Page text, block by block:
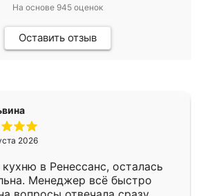
На основе 945оценок
Оставить отзыв
2026
в Ренессанс, осталась
Менеджер всё быстро